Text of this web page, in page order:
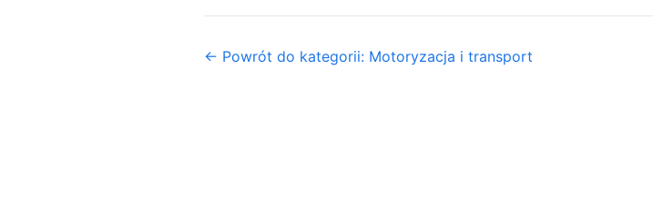
← Powrót do kategorii: Motoryzacja i transport